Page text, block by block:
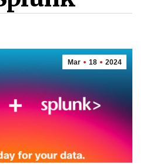
Mar 18 2024